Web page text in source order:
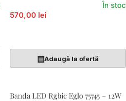
570,00 lei
În stoc
▤Adaugă la ofertă
Banda LED Rgbic Eglo 75745 – 12W